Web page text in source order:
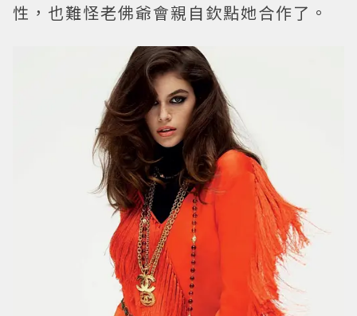
性，也難怪老佛爺會親自欽點她合作了。